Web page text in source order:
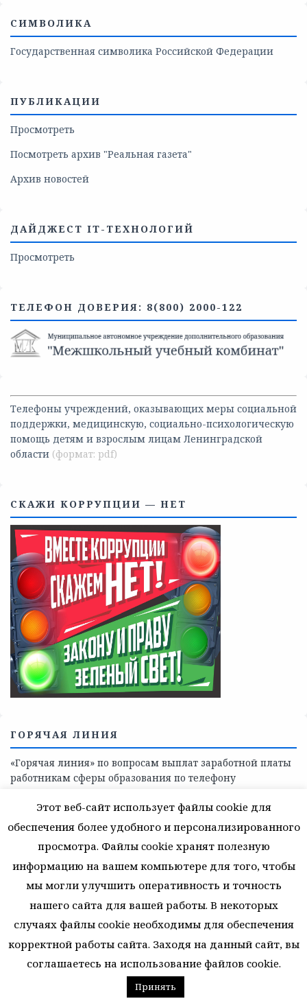
СИМВОЛИКА
Государственная символика Российской Федерации
ПУБЛИКАЦИИ
Просмотреть
Посмотреть архив "Реальная газета"
Архив новостей
ДАЙДЖЕСТ IT-ТЕХНОЛОГИЙ
Просмотреть
ТЕЛЕФОН ДОВЕРИЯ: 8(800) 2000-122
Телефоны учреждений, оказывающих меры социальной
поддержки, медицинскую, социально-психологическую
помощь детям и взрослым лицам Ленинградской
области
СКАЖИ КОРРУПЦИИ — НЕТ
ГОРЯЧАЯ ЛИНИЯ
«Горячая линия» по вопросам выплат заработной платы
Этот веб-сайт использует файлы cookie для
обеспечения более удобного и персонализированного
просмотра. Файлы cookie хранят полезную
информацию на вашем компьютере для того, чтобы
мы могли улучшить оперативность и точность
нашего сайта для вашей работы. В некоторых
случаях файлы cookie необходимы для обеспечения
корректной работы сайта. Заходя на данный сайт, вы
соглашаетесь на использование файлов cookie.
Принять